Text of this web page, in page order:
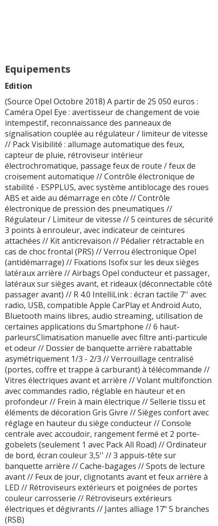
Equipements
Edition
(Source Opel Octobre 2018) A partir de 25 050 euros :
Caméra Opel Eye : avertisseur de changement de voie
intempestif, reconnaissance des panneaux de
signalisation couplée au régulateur / limiteur de vitesse
// Pack Visibilité : allumage automatique des feux,
capteur de pluie, rétroviseur intérieur
électrochromatique, passage feux de route / feux de
croisement automatique // Contrôle électronique de
stabilité - ESPPLUS, avec système antiblocage des roues
ABS et aide au démarrage en côte // Contrôle
électronique de pression des pneumatiques //
Régulateur / Limiteur de vitesse // 5 ceintures de sécurité
3 points à enrouleur, avec indicateur de ceintures
attachées // Kit anticrevaison // Pédalier rétractable en
cas de choc frontal (PRS) // Verrou électronique Opel
(antidémarrage) // Fixations Isofix sur les deux sièges
latéraux arrière // Airbags Opel conducteur et passager,
latéraux sur sièges avant, et rideaux (déconnectable côté
passager avant) // R 4.0 IntelliLink : écran tactile 7'' avec
radio, USB, compatible Apple CarPlay et Android Auto,
Bluetooth mains libres, audio streaming, utilisation de
certaines applications du Smartphone // 6 haut-
parleursClimatisation manuelle avec filtre anti-particule
et odeur // Dossier de banquette arrière rabattable
asymétriquement 1/3 - 2/3 // Verrouillage centralisé
(portes, coffre et trappe à carburant) à télécommande //
Vitres électriques avant et arrière // Volant multifonction
avec commandes radio, réglable en hauteur et en
profondeur // Frein à main électrique // Sellerie tissu et
éléments de décoration Gris Givre // Sièges confort avec
réglage en hauteur du siège conducteur // Console
centrale avec accoudoir, rangement fermé et 2 porte-
gobelets (seulement 1 avec Pack All Road) // Ordinateur
de bord, écran couleur 3,5'' // 3 appuis-tête sur
banquette arrière // Cache-bagages // Spots de lecture
avant // Feux de jour, clignotants avant et feux arrière à
LED // Rétroviseurs extérieurs et poignées de portes
couleur carrosserie // Rétroviseurs extérieurs
électriques et dégivrants // Jantes alliage 17" 5 branches
(RSB)